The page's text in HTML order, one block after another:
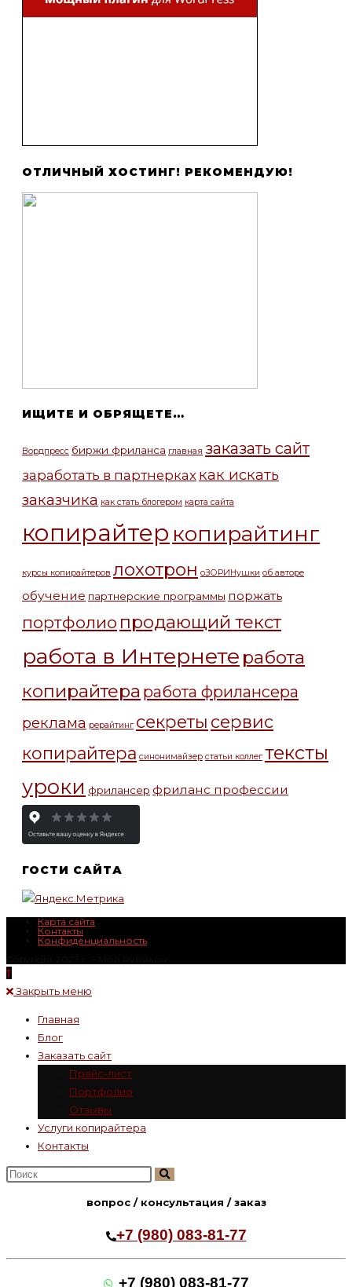
ОТЛИЧНЫЙ ХОСТИНГ! РЕКОМЕНДУЮ!
ИЩИТЕ И ОБРЯЩЕТЕ…
Вордпресс биржи фриланса главная заказать сайт
заработать в партнерках как искать
заказчика как стать блогером карта сайта
копирайтер копирайтинг
курсы копирайтеров лохотрон оЗОРИНушки об авторе
обучение партнерские программы поржать
портфолио продающий текст
работа в Интернете работа
копирайтера работа фрилансера
реклама рерайтинг секреты сервис
копирайтера синонимайзер статьи коллег тексты
уроки фрилансер фриланс профессии
ГОСТИ САЙТА
Карта сайта
Контакты
Конфиденциальность
Закрыть меню
Главная
Блог
Заказать сайт
Прайс-лист
Портфолио
Отзывы
Услуги копирайтера
Контакты
Поиск
вопрос / консультация / заказ
+7 (980) 083-81-77
+7 (980) 083-81-77